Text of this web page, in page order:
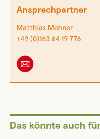
Ansprechpartner
Matthias Mehner
+49 (0)163 64 19 776
Das könnte auch